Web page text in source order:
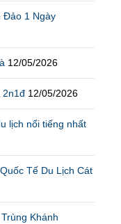
Đảo 1 Ngày
12/05/2026
2n1đ 12/05/2026
lịch nổi tiếng nhất
Tế Du Lịch Cát
Khánh